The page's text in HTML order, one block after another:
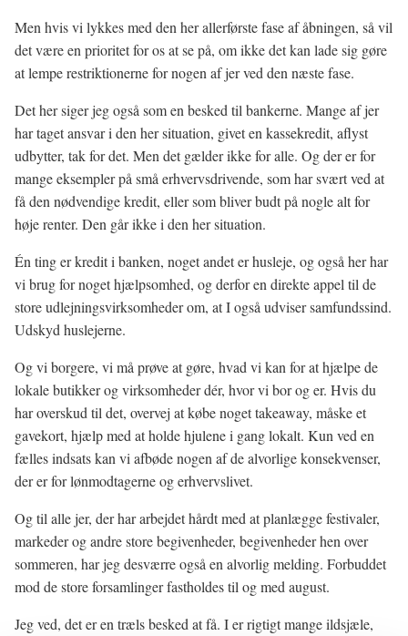
Men hvis vi lykkes med den her allerførste fase af åbningen, så vil
det være en prioritet for os at se på, om ikke det kan lade sig gøre
at lempe restriktionerne for nogen af jer ved den næste fase.
Det her siger jeg også som en besked til bankerne. Mange af jer
har taget ansvar i den her situation, givet en kassekredit, aflyst
udbytter, tak for det. Men det gælder ikke for alle. Og der er for
mange eksempler på små erhvervsdrivende, som har svært ved at
få den nødvendige kredit, eller som bliver budt på nogle alt for
høje renter. Den går ikke i den her situation.
Én ting er kredit i banken, noget andet er husleje, og også her har
vi brug for noget hjælpsomhed, og derfor en direkte appel til de
store udlejningsvirksomheder om, at I også udviser samfundssind.
Udskyd huslejerne.
Og vi borgere, vi må prøve at gøre, hvad vi kan for at hjælpe de
lokale butikker og virksomheder dér, hvor vi bor og er. Hvis du
har overskud til det, overvej at købe noget takeaway, måske et
gavekort, hjælp med at holde hjulene i gang lokalt. Kun ved en
fælles indsats kan vi afbøde nogen af de alvorlige konsekvenser,
der er for lønmodtagerne og erhvervslivet.
Og til alle jer, der har arbejdet hårdt med at planlægge festivaler,
markeder og andre store begivenheder, begivenheder hen over
sommeren, har jeg desværre også en alvorlig melding. Forbuddet
mod de store forsamlinger fastholdes til og med august.
Jeg ved, det er en træls besked at få. I er rigtigt mange ildsjæle,